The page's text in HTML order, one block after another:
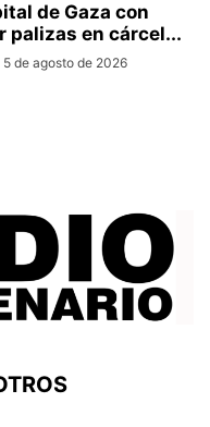
de Gaza con
palizas en cárcel...
5 de agosto de 2026